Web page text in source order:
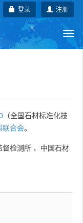
注册
登录
（全国石材标准化技
联合会。
督检测所 、 中国石材